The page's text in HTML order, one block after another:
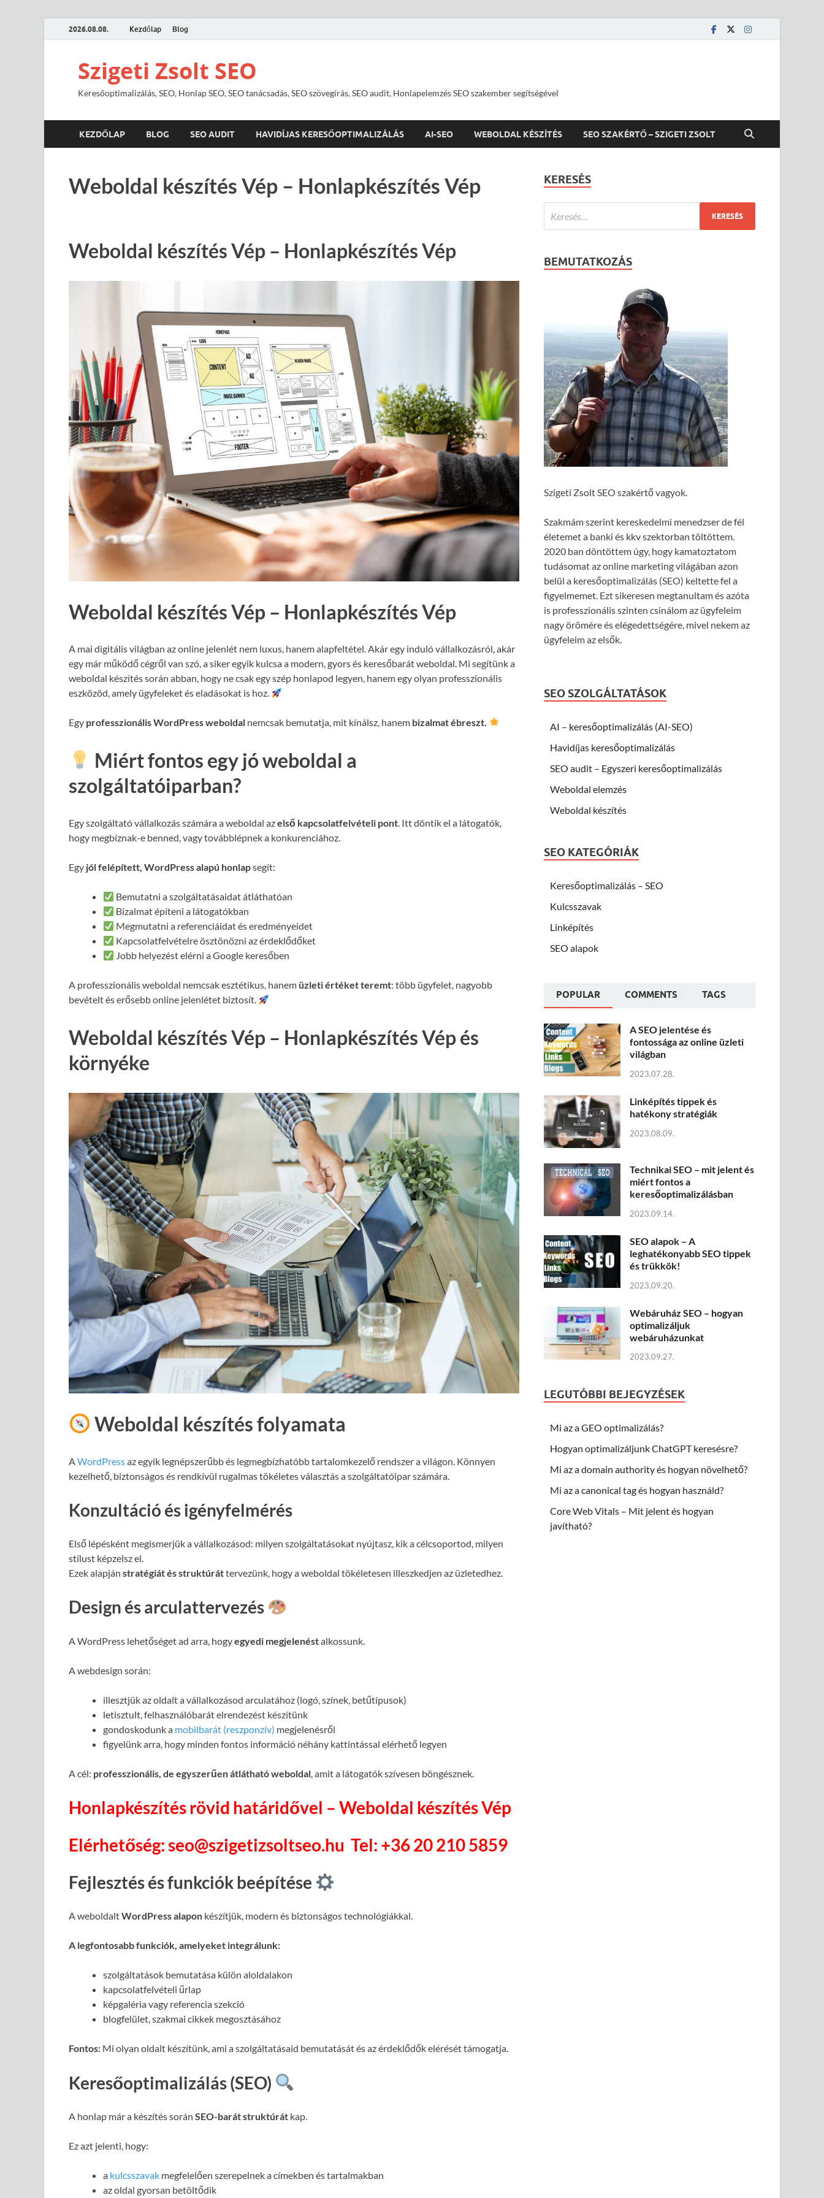
2026.08.08. Kezdőlap Blog
Szigeti Zsolt SEO
Keresőoptimalizálás, SEO, Honlap SEO, SEO tanácsadás, SEO szövegírás, SEO audit, Honlapelemzés SEO szakember segítségével
KEZDŐLAP BLOG SEO AUDIT HAVIDÍJAS KERESŐOPTIMALIZÁLÁS AI-SEO WEBOLDAL KÉSZÍTÉS SEO SZAKÉRTŐ – SZIGETI ZSOLT
Weboldal készítés Vép – Honlapkészítés Vép
Weboldal készítés Vép – Honlapkészítés Vép
Weboldal készítés Vép – Honlapkészítés Vép
A mai digitális világban az online jelenlét nem luxus, hanem alapfeltétel. Akár egy induló vállalkozásról, akár
egy már működő cégről van szó, a siker egyik kulcsa a modern, gyors és keresőbarát weboldal. Mi segítünk a
weboldal készítés során abban, hogy ne csak egy szép honlapod legyen, hanem egy olyan professzionális
eszközöd, amely ügyfeleket és eladásokat is hoz.
Egy professzionális WordPress weboldal nemcsak bemutatja, mit kínálsz, hanem bizalmat ébreszt.
Miért fontos egy jó weboldal a
szolgáltatóiparban?
Egy szolgáltató vállalkozás számára a weboldal azelső kapcsolatfelvételi pont. Itt döntik el a látogatók,
hogy megbíznak-e benned, vagy továbblépnek a konkurenciához.
Egy jól felépített, WordPress alapú honlapsegít:
Bemutatni a szolgáltatásaidat átláthatóan
Bizalmat építeni a látogatókban
Megmutatni a referenciáidat és eredményeidet
Kapcsolatfelvételre ösztönözni az érdeklődőket
Jobb helyezést elérni a Google keresőben
A professzionális weboldal nemcsak esztétikus, hanem üzleti értéket teremt: több ügyfelet, nagyobb
bevételt és erősebb online jelenlétet biztosít.
Weboldal készítés Vép – Honlapkészítés Vép és
környéke
Weboldal készítés folyamata
AWordPressaz egyik legnépszerűbb és legmegbízhatóbb tartalomkezelő rendszer a világon. Könnyen
kezelhető, biztonságos és rendkívül rugalmas tökéletes választás a szolgáltatóipar számára.
Konzultáció és igényfelmérés
Első lépésként megismerjük a vállalkozásod: milyen szolgáltatásokat nyújtasz, kik a célcsoportod, milyen
stílust képzelsz el.
Ezek alapján stratégiát és struktúráttervezünk, hogy a weboldal tökéletesen illeszkedjen az üzletedhez.
Design és arculattervezés
A WordPress lehetőséget ad arra, hogyegyedi megjelenéstalkossunk.
A webdesign során:
illesztjük az oldalt a vállalkozásod arculatához (logó, színek, betűtípusok)
letisztult, felhasználóbarát elrendezést készítünk
gondoskodunk a mobilbarát (reszponzív) megjelenésről
figyelünk arra, hogy minden fontos információ néhány kattintással elérhető legyen
A cél: professzionális, de egyszerűen átlátható weboldal , amit a látogatók szívesen böngésznek.
Honlapkészítés rövid határidővel – Weboldal készítés Vép
Elérhetőség: seo@szigetizsoltseo.hu Tel: +36 20 210 5859
Fejlesztés és funkciók beépítése
A weboldaltWordPress alapon készítjük, modern és biztonságos technológiákkal.
A legfontosabb funkciók, amelyeket integrálunk:
szolgáltatások bemutatása külön aloldalakon
kapcsolatfelvételi űrlap
képgaléria vagy referencia szekció
blogfelület, szakmai cikkek megosztásához
Fontos: Mi olyan oldalt készítünk, ami a szolgáltatásaid bemutatását és az érdeklődők elérését támogatja.
Keresőoptimalizálás (SEO)
A honlap már a készítés során SEO-barát struktúrát kap.
Ez azt jelenti, hogy:
a kulcsszavak megfelelően szerepelnek a címekben és tartalmakban
az oldal gyorsan betöltődik
KERESÉS
BEMUTATKOZÁS
Szigeti Zsolt SEO szakértő vagyok.
Szakmám szerint kereskedelmi menedzser de fél
életemet a banki és kkv szektorban töltöttem.
2020 ban döntöttem úgy, hogy kamatoztatom
tudásomat az online marketing világában azon
belül a keresőoptimalizálás (SEO) keltette fel a
figyelmemet. Ezt sikeresen megtanultam és azóta
is professzionális szinten csinálom az ügyfeleim
nagy örömére és elégedettségére, mivel nekem az
ügyfeleim az elsők.
SEO SZOLGÁLTATÁSOK
AI – keresőoptimalizálás (AI-SEO)
Havidíjas keresőoptimalizálás
SEO audit – Egyszeri keresőoptimalizálás
Weboldal elemzés
Weboldal készítés
SEO KATEGÓRIÁK
Keresőoptimalizálás – SEO
Kulcsszavak
Linképítés
SEO alapok
POPULAR COMMENTS TAGS
A SEO jelentése és
fontossága az online üzleti
világban
2023.07.28.
Linképítés tippek és
hatékony stratégiák
2023.08.09.
Technikai SEO – mit jelent és
miért fontos a
keresőoptimalizálásban
2023.09.14.
SEO alapok – A
leghatékonyabb SEO tippek
és trükkök!
2023.09.20.
Webáruház SEO – hogyan
optimalizáljuk
webáruházunkat
2023.09.27.
LEGUTÓBBI BEJEGYZÉSEK
Mi az a GEO optimalizálás?
Hogyan optimalizáljunk ChatGPT keresésre?
Mi az a domain authority és hogyan növelhető?
Mi az a canonical tag és hogyan használd?
Core Web Vitals – Mit jelent és hogyan
javítható?